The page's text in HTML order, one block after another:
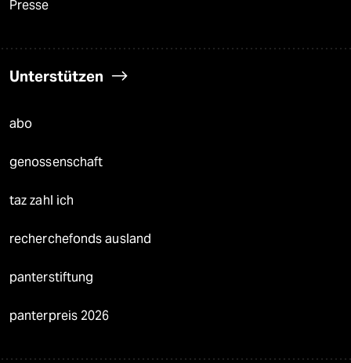
Presse
Unterstützen
abo
genossenschaft
taz zahl ich
recherchefonds ausland
panterstiftung
panterpreis 2026